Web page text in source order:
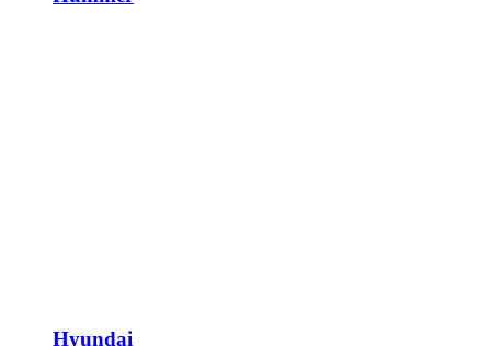
Hyundai